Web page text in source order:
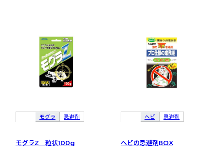
モグラ 忌避剤
モグラZ 粒状100g
ヘビ 忌避剤
ヘビの忌避剤BOX